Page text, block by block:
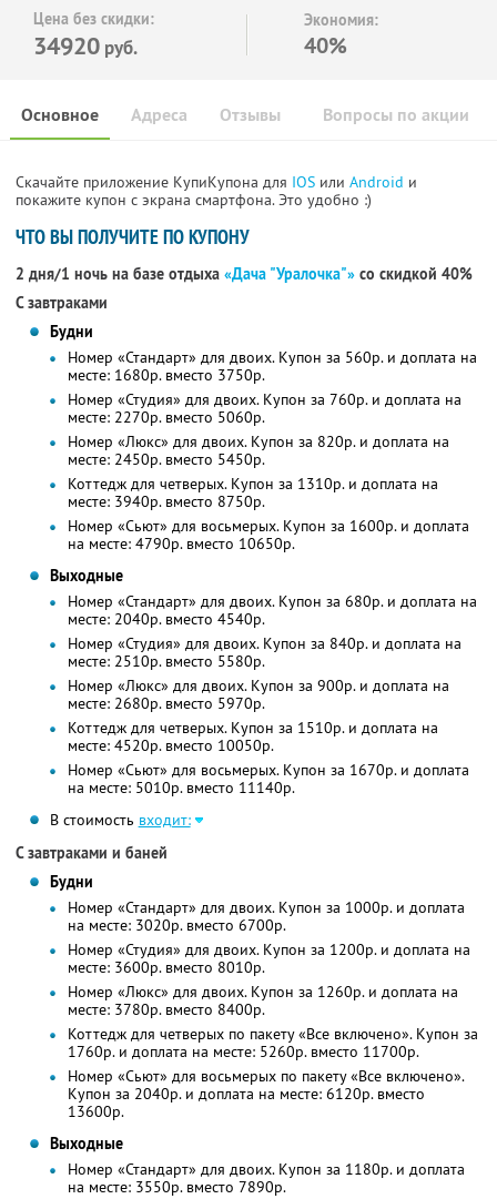
Цена без скидки:
34920 руб.
Экономия:
40%
Основное Отзывы Вопросы по акции
Адреса
Скачайте приложение КупиКупона для IOS или Android и
покажите купон с экрана смартфона. Это удобно :)
ЧТО ВЫ ПОЛУЧИТЕ ПО КУПОНУ
2 дня/1 ночь на базе отдыха «Дача "Уралочка"» со скидкой 40%
С завтраками
Будни
Номер «Стандарт» для двоих. Купон за 560р. и доплата на
месте: 1680р. вместо 3750р.
Номер «Студия» для двоих. Купон за 760р. и доплата на
месте: 2270р. вместо 5060р.
Номер «Люкс» для двоих. Купон за 820р. и доплата на
месте: 2450р. вместо 5450р.
Коттедж для четверых. Купон за 1310р. и доплата на
месте: 3940р. вместо 8750р.
Номер «Сьют» для восьмерых. Купон за 1600р. и доплата
на месте: 4790р. вместо 10650р.
Выходные
Номер «Стандарт» для двоих. Купон за 680р. и доплата на
месте: 2040р. вместо 4540р.
Номер «Студия» для двоих. Купон за 840р. и доплата на
месте: 2510р. вместо 5580р.
Номер «Люкс» для двоих. Купон за 900р. и доплата на
месте: 2680р. вместо 5970р.
Коттедж для четверых. Купон за 1510р. и доплата на
месте: 4520р. вместо 10050р.
Номер «Сьют» для восьмерых. Купон за 1670р. и доплата
на месте: 5010р. вместо 11140р.
В стоимость входит:
С завтраками и баней
Будни
Номер «Стандарт» для двоих. Купон за 1000р. и доплата
на месте: 3020р. вместо 6700р.
Номер «Студия» для двоих. Купон за 1200р. и доплата на
месте: 3600р. вместо 8010р.
Номер «Люкс» для двоих. Купон за 1260р. и доплата на
месте: 3780р. вместо 8400р.
Коттедж для четверых по пакету «Все включено». Купон за
1760р. и доплата на месте: 5260р. вместо 11700р.
Номер «Сьют» для восьмерых по пакету «Все включено».
Купон за 2040р. и доплата на месте: 6120р. вместо
13600р.
Выходные
Номер «Стандарт» для двоих. Купон за 1180р. и доплата
на месте: 3550р. вместо 7890р.